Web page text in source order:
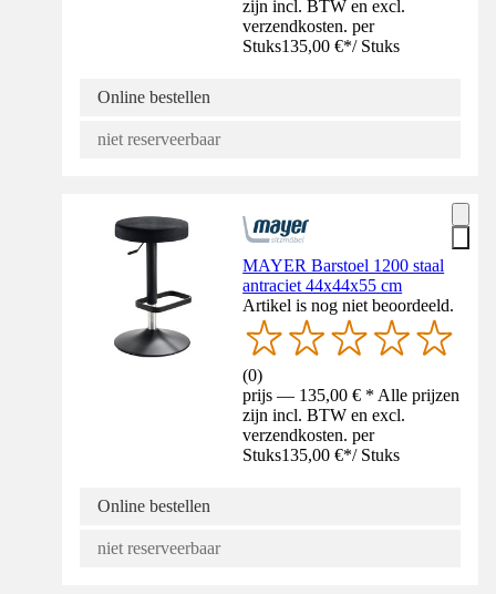
zijn incl. BTW en excl.
verzendkosten. per
Stuks135,00 €*/ Stuks
Online bestellen
niet reserveerbaar
MAYER Barstoel 1200 staal
antraciet 44x44x55 cm
Artikel is nog niet beoordeeld.
(0)
prijs — 135,00 € * Alle prijzen
zijn incl. BTW en excl.
verzendkosten. per
Stuks135,00 €*/ Stuks
Online bestellen
niet reserveerbaar